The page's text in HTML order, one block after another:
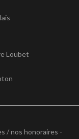
Loubet
/ nos honoraires -